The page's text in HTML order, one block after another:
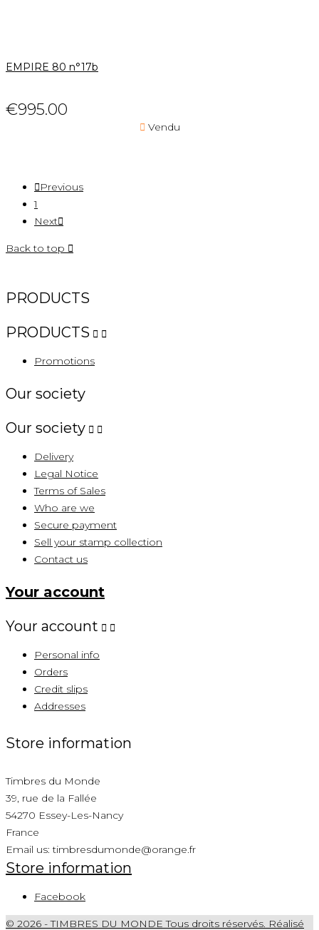
EMPIRE 80 n°17b
€995.00
 Vendu
Previous
1
Next
Back to top 
PRODUCTS
PRODUCTS  
Promotions
Our society
Our society  
Delivery
Legal Notice
Terms of Sales
Who are we
Secure payment
Sell ​​your stamp collection
Contact us
Your account
Your account  
Personal info
Orders
Credit slips
Addresses
Store information
Timbres du Monde
39, rue de la Fallée
54270 Essey-Les-Nancy
France
Email us:timbresdumonde@orange.fr
Store information
Facebook
© 2026 - TIMBRES DU MONDE Tous droits réservés. Réalisé